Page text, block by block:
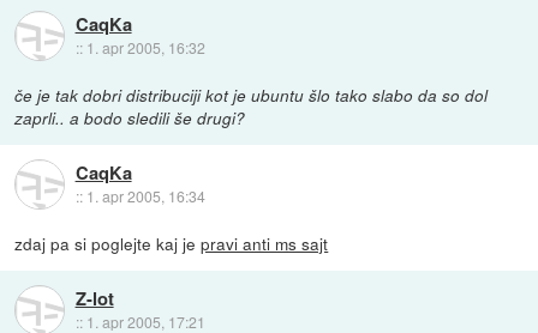
CaqKa
:: 1. apr 2005, 16:32
če je tak dobri distribuciji kot je ubuntu šlo tako slabo da so dol
zaprli.. a bodo sledili še drugi?
CaqKa
:: 1. apr 2005, 16:34
zdaj pa si poglejte kaj jepravi anti ms sajt
Z-lot
:: 1. apr 2005, 17:21